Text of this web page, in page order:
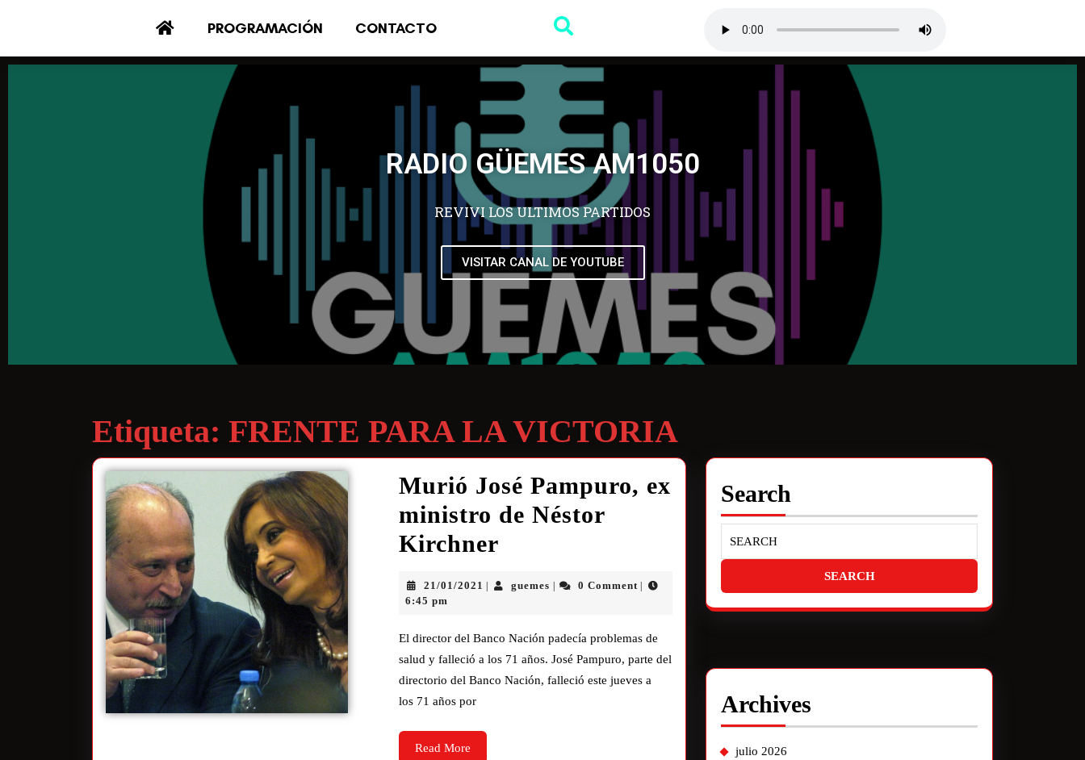
PROGRAMACIÓN CONTACTO
RADIO GÜEMES AM1050
REVIVI LOS ULTIMOS PARTIDOS
VISITAR CANAL DE YOUTUBE
Etiqueta: FRENTE PARA LA VICTORIA
Murió José Pampuro, ex
ministro de Néstor
Kirchner
21/01/2021 guemes 0 Comment
6:45 pm
El director del Banco Nación padecía problemas de
salud y falleció a los 71 años. José Pampuro, parte del
directorio del Banco Nación, falleció este jueves a
los 71 años por
Read More
Search
Archives
julio 2026